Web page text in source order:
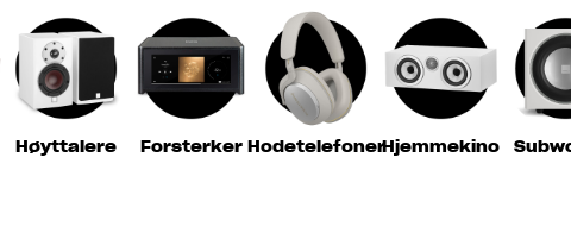
Høyttalere Forsterker HodetelefonerHjemmekino